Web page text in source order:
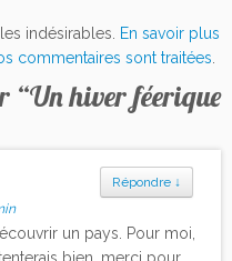
indésirables.
En savoir plus
commentaires sont traitées
“Un hiver féerique
Répondre ↓
un pays. Pour moi,
bien, merci pour